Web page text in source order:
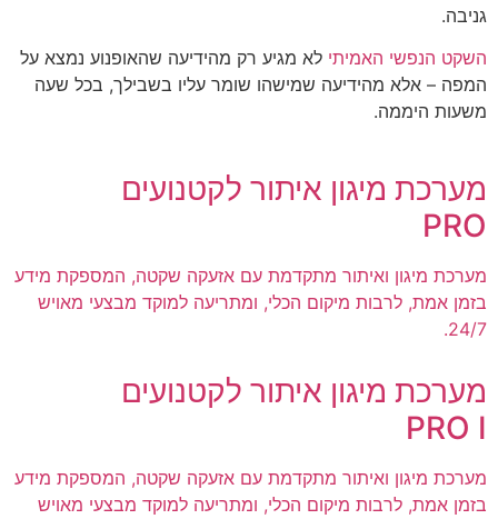
גניבה.
השקט הנפשי האמיתי לא מגיע רק מהידיעה שהאופנוע נמצא על
המפה – אלא מהידיעה שמישהו שומר עליו בשבילך, בכל שעה
משעות היממה.
מערכת מיגון איתור לקטנועים
PRO
מערכת מיגון ואיתור מתקדמת עם אזעקה שקטה, המספקת מידע
בזמן אמת, לרבות מיקום הכלי, ומתריעה למוקד מבצעי מאויש
24/7.
מערכת מיגון איתור לקטנועים
PRO I
מערכת מיגון ואיתור מתקדמת עם אזעקה שקטה, המספקת מידע
בזמן אמת, לרבות מיקום הכלי, ומתריעה למוקד מבצעי מאויש